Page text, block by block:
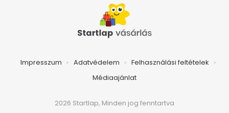
Impresszum Adatvédelem
Felhasználási feltételek
Médiaajánlat
2026 Startlap, Minden jog fenntartva